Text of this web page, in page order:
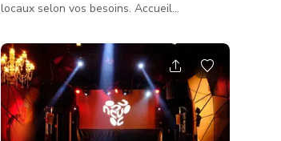
locaux selon vos besoins. Accueil
(rétroprojecteur, paperboard…). Restauration
(petit-déjeuner, déjeuner, pause-café…
service en chambre). Veuillez noter que la
TVA n'est pas encore incluse dans les tarifs
affichés. Pour toute question, veuillez nous
contacter via Giggster.